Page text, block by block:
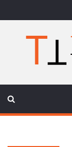
to
content